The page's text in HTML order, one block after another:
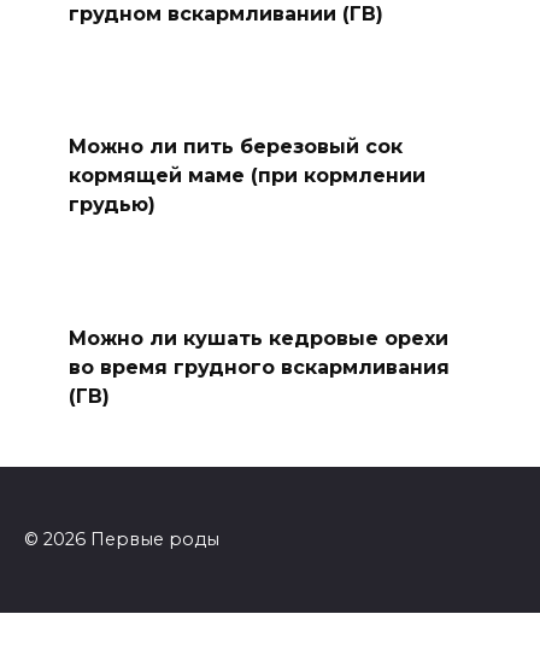
грудном вскармливании (ГВ)
Можно ли пить березовый сок
кормящей маме (при кормлении
грудью)
Можно ли кушать кедровые орехи
во время грудного вскармливания
(ГВ)
© 2026 Первые роды